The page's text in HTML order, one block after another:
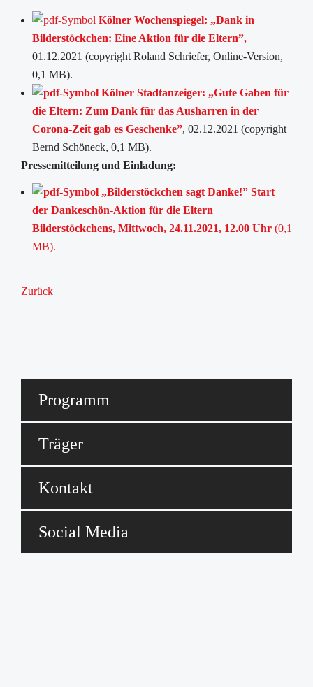
Kölner Wochenspiegel: „Dank in
Bilderstöckchen: Eine Aktion für die Eltern”,
01.12.2021 (copyright Roland Schriefer, Online-Version,
0,1 MB).
Kölner Stadtanzeiger: „Gute Gaben für
die Eltern: Zum Dank für das Ausharren in der
Corona-Zeit gab es Geschenke”, 02.12.2021 (copyright
Bernd Schöneck, 0,1 MB).
Pressemitteilung und Einladung:
„Bilderstöckchen sagt Danke!” Start
der Dankeschön-Aktion für die Eltern
Bilderstöckchens, Mittwoch, 24.11.2021, 12.00 Uhr (0,1
MB).
Zurück
Programm
Träger
Kontakt
Social Media